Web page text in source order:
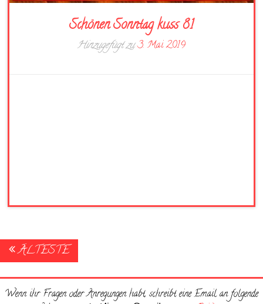
Schönen Sonntag kuss 81
Hinzugefügt zu3. Mai 2019
Posts
navigation
ÄLTESTE
Wenn ihr Fragen oder Anregungen habt, schreibt eine Email an folgende